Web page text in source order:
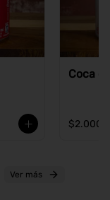
Coca
$2.000
Ver más